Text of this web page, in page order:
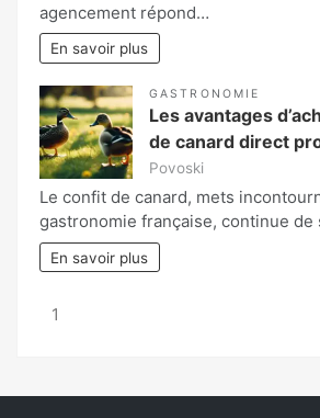
agencement répond…
En savoir plus
GASTRONOMIE
Les avantages
de canard direct
Povoski
Le confit de canard, mets
gastronomie française, continue
En savoir plus
Page:
1